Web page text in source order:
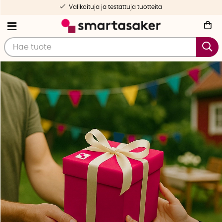
Ilmainen toimitus yli 50 € tilauksille